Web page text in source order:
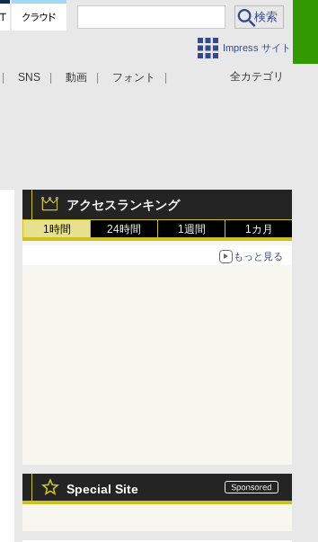
Impress サイト
全カテゴリ
SNS 動画 フォント
アクセスランキング
1時間 24時間 1週間 1カ月
もっと見る
Special Site